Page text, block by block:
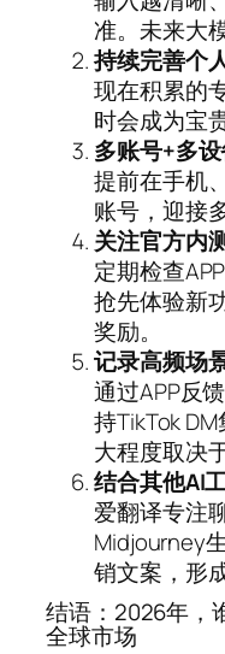
准。未来大
持续完善个
现在积累的
时会成为宝
多账号+多
提前在手机
账号，迎接
关注官方内
定期检查
抢先体验新
奖励。
记录高频场
通过APP反
持TikTok
大程度取决
结合其他AI
爱翻译专注
Midjourney
销文案，形
结语：2026年，
全球市场